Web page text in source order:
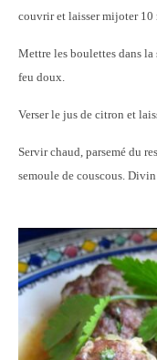
couvrir et laisser mijoter 10
Mettre les boulettes dans
feu doux.
Verser le jus de citron et
Servir chaud, parsemé du
semoule de couscous.